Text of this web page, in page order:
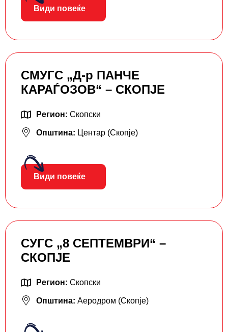
Види повеќе
СМУГС „Д-р ПАНЧЕ
КАРАЃОЗОВ“ – СКОПЈЕ
Регион: Скопски
Општина: Центар (Скопје)
Види повеќе
СУГС „8 СЕПТЕМВРИ“ –
СКОПЈЕ
Регион: Скопски
Општина: Аеродром (Скопје)